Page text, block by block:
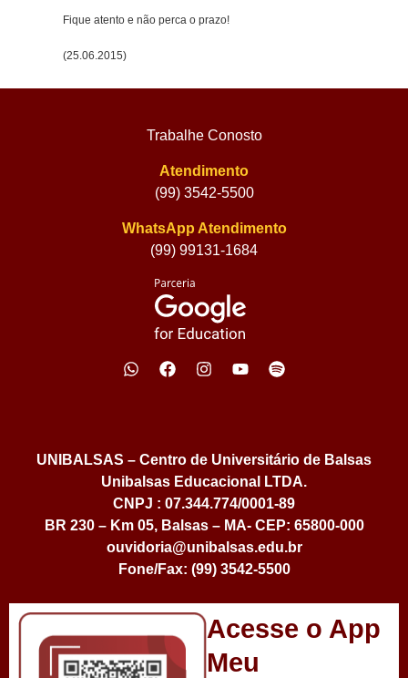
Fique atento e não perca o prazo!
(25.06.2015)
Trabalhe Conosto
Atendimento
(99) 3542-5500
WhatsApp Atendimento
(99) 99131-1684
UNIBALSAS – Centro de Universitário de Balsas
Unibalsas Educacional LTDA.
CNPJ : 07.344.774/0001-89
BR 230 – Km 05, Balsas – MA- CEP: 65800-000
ouvidoria@unibalsas.edu.br
Fone/Fax: (99) 3542-5500
Acesse o App
Meu